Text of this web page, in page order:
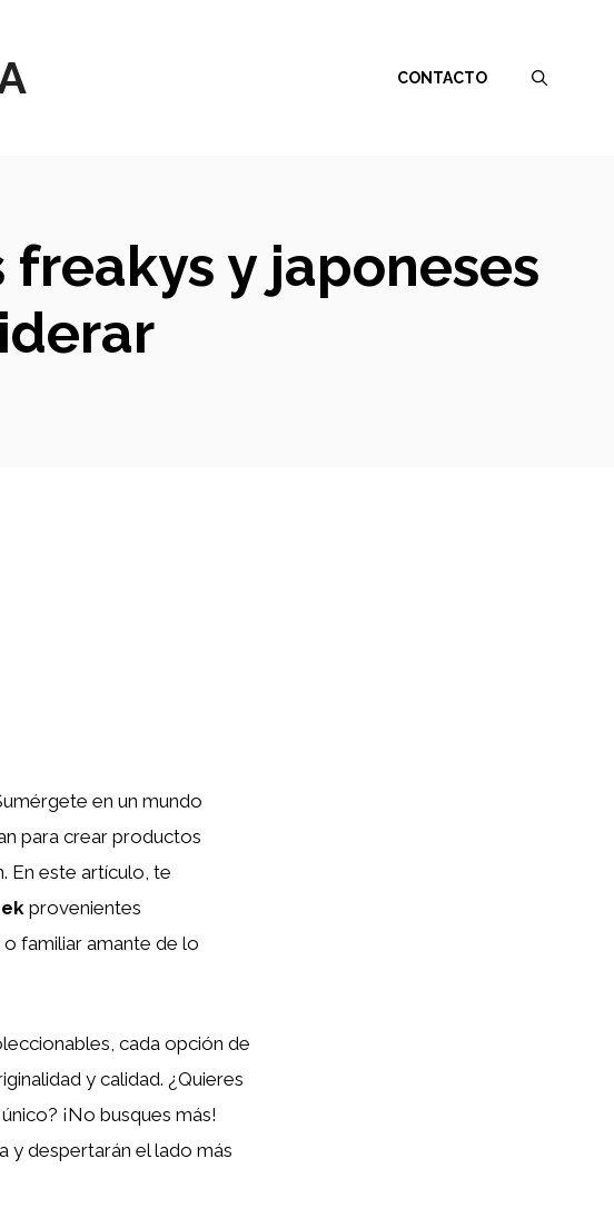
CONTACTO
freakys y japoneses
en un mundo
para crear productos
En este artículo, te
provenientes
familiar amante de lo
cada opción de
y calidad. ¿Quieres
¡No busques más!
y despertarán el lado más